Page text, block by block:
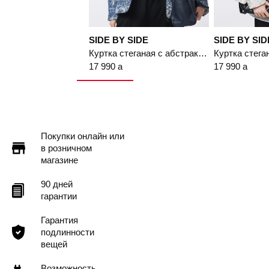
SIDE BY SIDE
Куртка стеганая с абстрактным принтом синего цвета
17 990 a
SIDE BY
17 990 a
Покупки онлайн или
в розничном
магазине
90 дней
гарантии
Гарантия
подлинности
вещей